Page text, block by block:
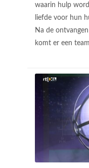
waarin hulp
liefde voor hun
Na de
komt er een